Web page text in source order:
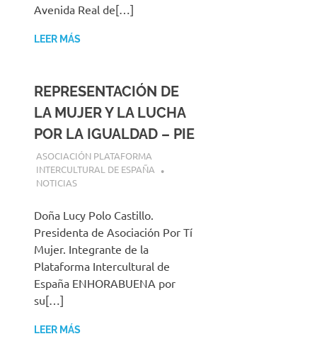
Avenida Real de[…]
LEER MÁS
REPRESENTACIÓN DE
LA MUJER Y LA LUCHA
POR LA IGUALDAD – PIE
12 MARZO, 2025
ASOCIACIÓN PLATAFORMA
INTERCULTURAL DE ESPAÑA
NOTICIAS
Doña Lucy Polo Castillo.
Presidenta de Asociación Por Tí
Mujer. Integrante de la
Plataforma Intercultural de
España ENHORABUENA por
su[…]
LEER MÁS